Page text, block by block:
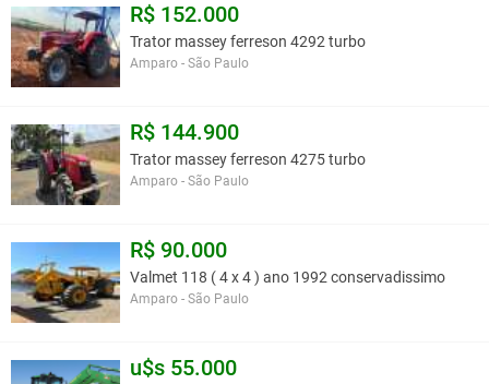
R$ 152.000
Trator massey ferreson 4292 turbo
Amparo - São Paulo
R$ 144.900
Trator massey ferreson 4275 turbo
Amparo - São Paulo
R$ 90.000
Valmet 118 ( 4 x 4 ) ano 1992 conservadissimo
Amparo - São Paulo
u$s 55.000